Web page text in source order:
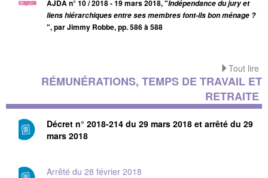
AJDAn° 10 / 2018 - 19 mars 2018, "Indépendance du jury et
liens hiérarchiques entre ses membres font-ils bon ménage ?
", par Jimmy Robbe, pp. 586 à 588
Tout lire
RÉMUNÉRATIONS, TEMPS DE TRAVAIL ET
RETRAITE
Décret n° 2018-214 du 29 mars 2018 et arrêté du 29
mars 2018
Arrêté du 28 février 2018